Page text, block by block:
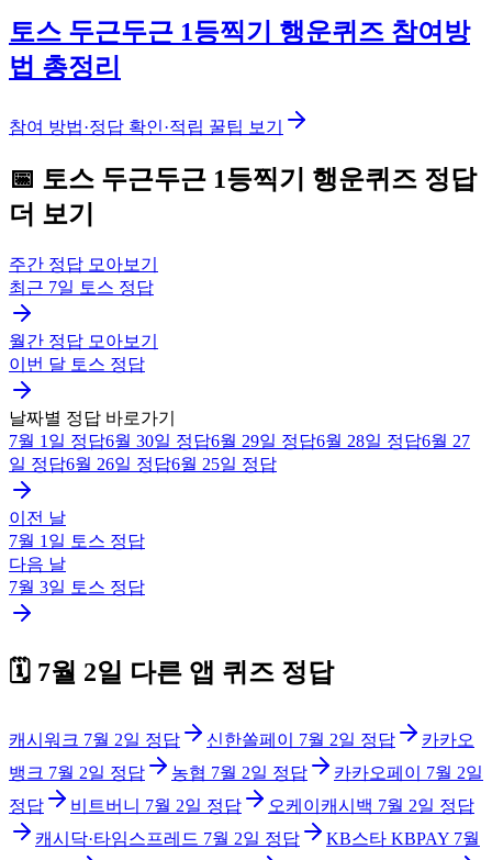
토스 두근두근 1등찍기 행운퀴즈 참여방
법 총정리
참여 방법·정답 확인·적립 꿀팁 보기
📅 토스 두근두근 1등찍기 행운퀴즈 정답
더 보기
주간 정답 모아보기
최근 7일 토스 정답
월간 정답 모아보기
이번 달 토스 정답
날짜별 정답 바로가기
7월 1일 정답6월 30일 정답6월 29일 정답6월 28일 정답6월 27
일 정답6월 26일 정답6월 25일 정답
이전 날
7월 1일 토스 정답
다음 날
7월 3일 토스 정답
🗓️ 7월 2일 다른 앱 퀴즈 정답
캐시워크 7월 2일 정답 신한쏠페이 7월 2일 정답
카카오
뱅크 7월 2일 정답 농협 7월 2일 정답 카카오페이
7월 2일
정답
비트버니 7월 2일 정답 오케이캐시백 7월 2일 정답
캐시닥·타임스프레드 7월 2일 정답 KB스타 KBPAY 7월